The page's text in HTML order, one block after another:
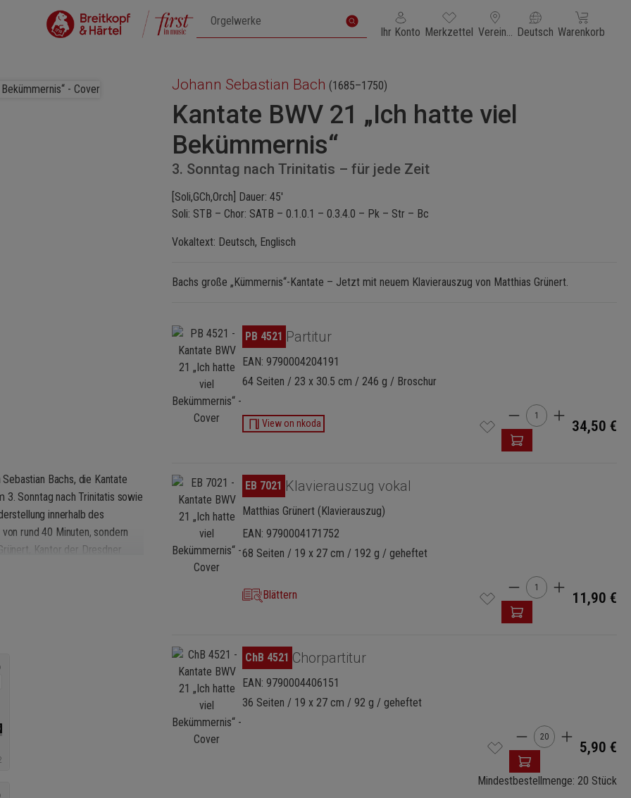
Ihr Konto Du hast 0 Produkte auf dem Merkzettel
Merkzettel Vereinigte Staaten von Amerika
Deutsch Warenkorb
Warenkorb
Johann Sebastian Bach (1685–1750)
Kantate BWV 21 „Ich hatte viel
Bekümmernis“
3. Sonntag nach Trinitatis – für jede Zeit
[Soli,GCh,Orch] Dauer: 45'
Soli: STB – Chor: SATB – 0.1.0.1 – 0.3.4.0 – Pk – Str – Bc
Vokaltext: Deutsch, Englisch
Bachs große „Kümmernis“-Kantate – Jetzt mit neuem Klavierauszug von Matthias Grünert.
Bildergalerie überspringen
PB 4521 Partitur
EAN: 9790004204191
64 Seiten / 23 x 30.5 cm / 246 g / Broschur
View on nkoda Produkt Anzahl:
34,50 €
Bildergalerie überspringen
EB 7021 Klavierauszug vokal
Matthias Grünert (Klavierauszug)
EAN: 9790004171752
68 Seiten / 19 x 27 cm / 192 g / geheftet
Blättern Produkt Anzahl:
11,90 €
Bildergalerie überspringen
ChB 4521 Chorpartitur
EAN: 9790004406151
36 Seiten / 19 x 27 cm / 92 g / geheftet
Produkt Anzahl:
5,90 €
Mindestbestellmenge: 20 Stück
Bachs, die Kantate
3. Sonntag nach Trinitatis sowie
innerhalb des
rund 40 Minuten, sondern
Kantor der Dresdner
Reihe den Klavierauszug
der Continuo-Stimme